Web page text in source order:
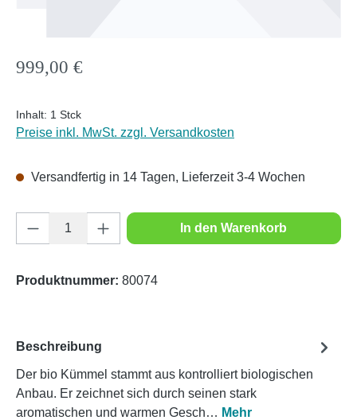
Regulärer Preis:
999,00 €
Inhalt: 1 Stck
Preise inkl. MwSt. zzgl. Versandkosten
Versandfertig in 14 Tagen, Lieferzeit 3-4 Wochen
Produkt Anzahl: Gib den gewünschten
In den Warenkorb
Produktnummer: 80074
Beschreibung
Der bio Kümmel stammt aus kontrolliert biologischen
Anbau. Er zeichnet sich durch seinen stark
aromatischen und warmen Gesch… Mehr